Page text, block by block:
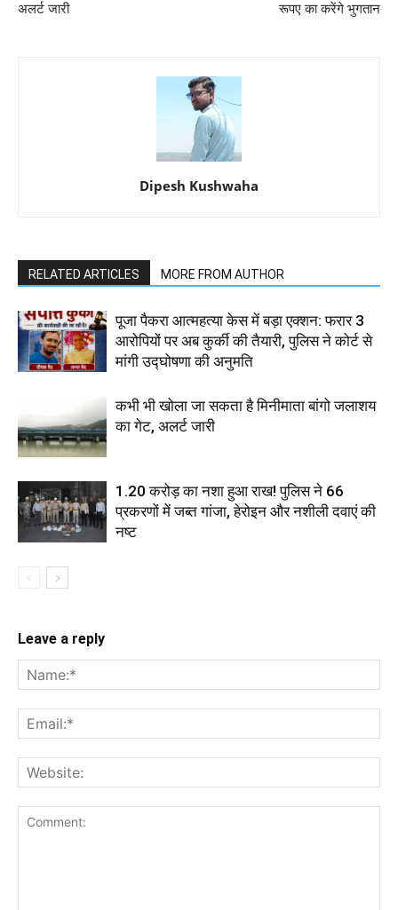
अलर्ट जारी
रूपए का करेंगे भुगतान
Dipesh Kushwaha
RELATED ARTICLES MORE FROM AUTHOR
पूजा पैकरा आत्महत्या केस में बड़ा एक्शन: फरार 3
आरोपियों पर अब कुर्की की तैयारी, पुलिस ने कोर्ट से
मांगी उद्घोषणा की अनुमति
कभी भी खोला जा सकता है मिनीमाता बांगो जलाशय
का गेट, अलर्ट जारी
1.20 करोड़ का नशा हुआ राख! पुलिस ने 66
प्रकरणों में जब्त गांजा, हेरोइन और नशीली दवाएं की
नष्ट
Leave a reply